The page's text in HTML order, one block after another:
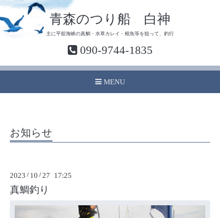
青森のつり船 白神
主に平舘海峡の真鯛・水草カレイ・根魚等を狙って、釣行
090-9744-1835
MENU
お知らせ
2023 / 10 / 27 17:25
真鯛釣り